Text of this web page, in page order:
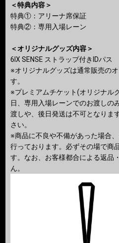
＜特典内容＞
特典①：アリーナ席保証
特典②：専用⼊場レーン
＜オリジナルグッズ内容＞
6IX SENSE ストラップ付きIDパス
※オリジナルグッズは通常販売の
す。
※プレミアムチケット(オリジナル
日、専用入場レーンでのお渡しの
渡しや、後日発送は不可となりま
さい。
※商品に不良や不備があった場合
行っております。必ずその場で商
す。なお、お客様都合による返品
ん。